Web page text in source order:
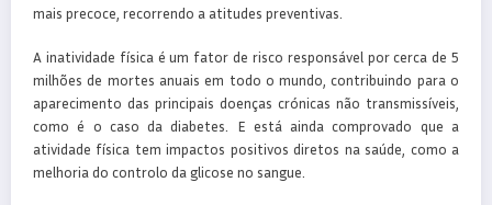
mais precoce, recorrendo a atitudes preventivas.
A inatividade física é um fator de risco responsável por cerca de 5
milhões de mortes anuais em todo o mundo, contribuindo para o
aparecimento das principais doenças crónicas não transmissíveis,
como é o caso da diabetes. E está ainda comprovado que a
atividade física tem impactos positivos diretos na saúde, como a
melhoria do controlo da glicose no sangue.